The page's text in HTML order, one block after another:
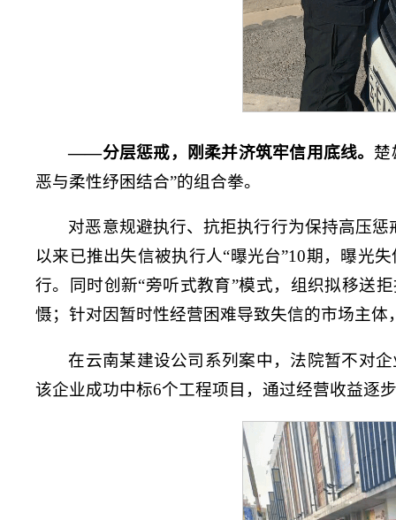
——分层惩戒，刚柔并济筑牢信用底线。 楚
恶与柔性纾困结合”的组合拳。
对恶意规避执行、抗拒执行行为保持高压
以来已推出失信被执行人“曝光台”10期，曝光
行。同时创新“旁听式教育”模式，组织拟移送
慑；针对因暂时性经营困难导致失信的市场主
在云南某建设公司系列案中，法院暂不对
该企业成功中标6个工程项目，通过经营收益逐